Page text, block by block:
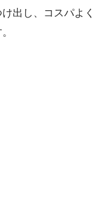
出し、コスパよく